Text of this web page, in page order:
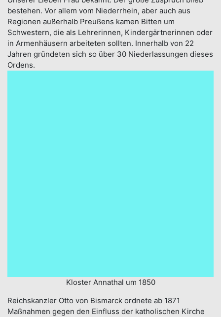
bestehen. Vor allem vom Niederrhein, aber auch aus
Regionen außerhalb Preußens kamen Bitten um
Schwestern, die als Lehrerinnen, Kindergärtnerinnen oder
in Armenhäusern arbeiteten sollten. Innerhalb von 22
Jahren gründeten sich so über 30 Niederlassungen dieses
Ordens.
Kloster Annathal um 1850
Reichskanzler Otto von Bismarck ordnete ab 1871
Maßnahmen gegen den Einfluss der katholischen Kirche